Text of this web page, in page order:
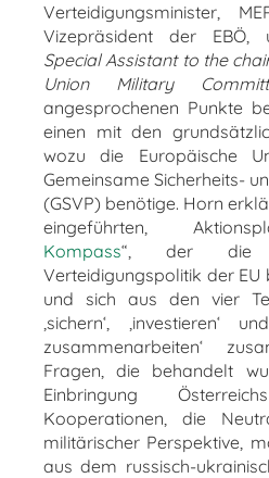
Verteidigungsminister,
Vizepräsident der EBÖ,
Special Assistant to the
Union Military
angesprochenen Punkte
einen mit den
wozu die Europäische
Gemeinsame Sicherheits-
(GSVP) benötige. Horn
eingeführten,
Kompass“, der die
Verteidigungspolitik der
und sich aus den vier
‚sichern‘, ‚investieren‘
zusammenarbeiten‘
Fragen, die behandelt
Einbringung
Kooperationen, die
militärischer Perspektive,
aus dem russisch-